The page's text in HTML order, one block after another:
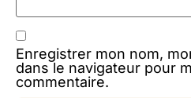
Enregistrer mon nom,
dans le navigateur pour
commentaire.